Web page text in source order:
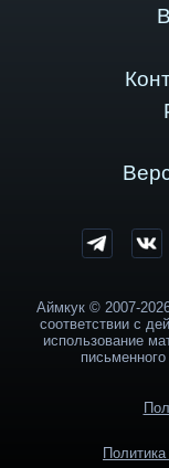
Аймкук © 2007-
соответствии с
использование